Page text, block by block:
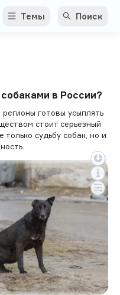
Темы Поиск
в России?
готовы усыплять
стоит серьезный
судьбу собак, но и